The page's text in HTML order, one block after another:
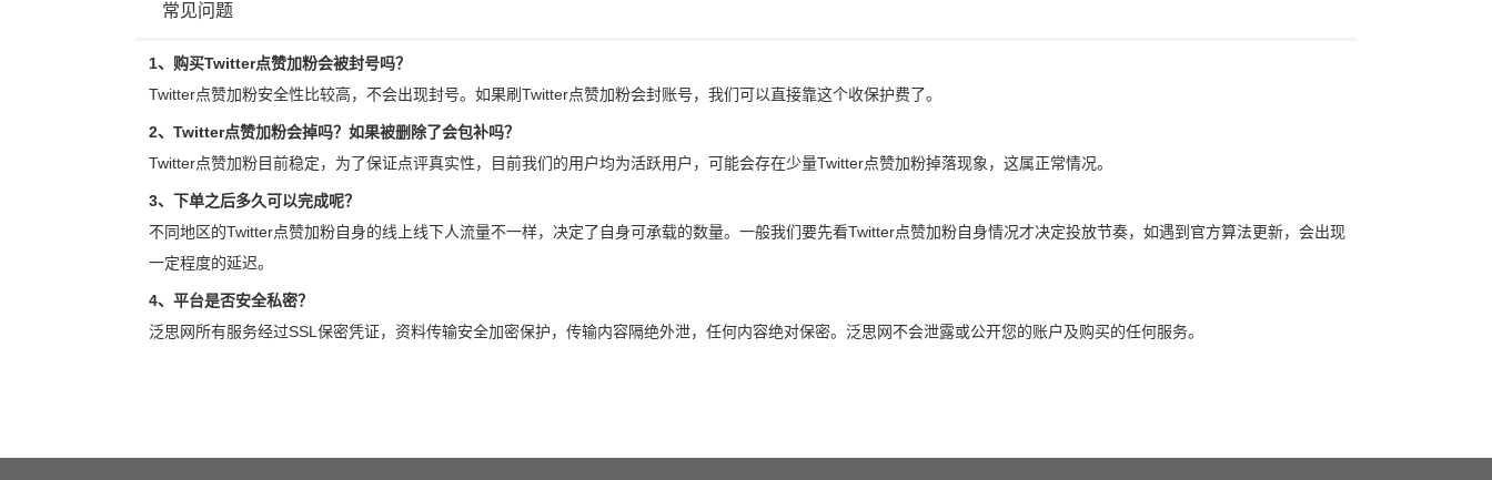
常见问题
1、购买Twitter点赞加粉会被封号吗？
Twitter点赞加粉安全性比较高，不会出现封号。如果刷Twitter点赞加粉会封账号，我们可以直接靠这个收保护费了。
2、Twitter点赞加粉会掉吗？如果被删除了会包补吗？
Twitter点赞加粉目前稳定，为了保证点评真实性，目前我们的用户均为活跃用户，可能会存在少量Twitter点赞加粉掉落现象，这属正常情况。
3、下单之后多久可以完成呢？
不同地区的Twitter点赞加粉自身的线上线下人流量不一样，决定了自身可承载的数量。一般我们要先看Twitter点赞加粉自身情况才决定投放节奏，如遇到官方算法更新，会出现
一定程度的延迟。
4、平台是否安全私密？
泛思网所有服务经过SSL保密凭证，资料传输安全加密保护，传输内容隔绝外泄，任何内容绝对保密。泛思网不会泄露或公开您的账户及购买的任何服务。